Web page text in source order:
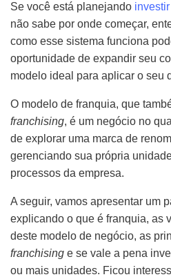
Se você está planejando
não sabe por onde começar,
como esse sistema funciona
oportunidade de expandir seu
modelo ideal para aplicar o seu
O modelo de franquia, que
franchising, é um negócio no
de explorar uma marca de
gerenciando sua própria
processos da empresa.
A seguir, vamos apresentar um
explicando o que é franquia, as
deste modelo de negócio, as
franchising e se vale a pena
ou mais unidades. Ficou